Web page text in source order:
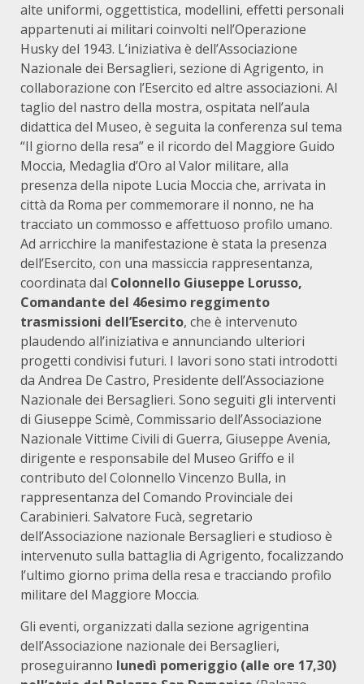
alte uniformi, oggettistica, modellini, effetti personali
appartenuti ai militari coinvolti nell’Operazione
Husky del 1943. L’iniziativa è dell’Associazione
Nazionale dei Bersaglieri, sezione di Agrigento, in
collaborazione con l’Esercito ed altre associazioni. Al
taglio del nastro della mostra, ospitata nell’aula
didattica del Museo, è seguita la conferenza sul tema
“Il giorno della resa” e il ricordo del Maggiore Guido
Moccia, Medaglia d’Oro al Valor militare, alla
presenza della nipote Lucia Moccia che, arrivata in
città da Roma per commemorare il nonno, ne ha
tracciato un commosso e affettuoso profilo umano.
Ad arricchire la manifestazione è stata la presenza
dell’Esercito, con una massiccia rappresentanza,
coordinata dal Colonnello Giuseppe Lorusso,
Comandante del 46esimo reggimento
trasmissioni dell’Esercito, che è intervenuto
plaudendo all’iniziativa e annunciando ulteriori
progetti condivisi futuri. I lavori sono stati introdotti
da Andrea De Castro, Presidente dell’Associazione
Nazionale dei Bersaglieri. Sono seguiti gli interventi
di Giuseppe Scimè, Commissario dell’Associazione
Nazionale Vittime Civili di Guerra, Giuseppe Avenia,
dirigente e responsabile del Museo Griffo e il
contributo del Colonnello Vincenzo Bulla, in
rappresentanza del Comando Provinciale dei
Carabinieri. Salvatore Fucà, segretario
dell’Associazione nazionale Bersaglieri e studioso è
intervenuto sulla battaglia di Agrigento, focalizzando
l’ultimo giorno prima della resa e tracciando profilo
militare del Maggiore Moccia.
Gli eventi, organizzati dalla sezione agrigentina
dell’Associazione nazionale dei Bersaglieri,
proseguiranno lunedì pomeriggio (alle ore 17,30)